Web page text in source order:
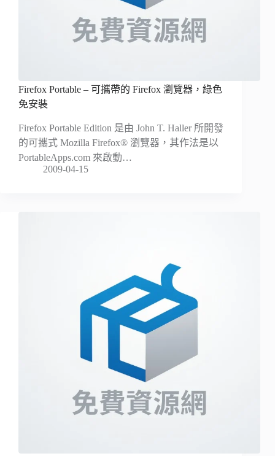
Firefox Portable – 可攜帶的 Firefox 瀏覽器，綠色
免安裝
Firefox Portable Edition 是由 John T. Haller 所開發
的可攜式 Mozilla Firefox® 瀏覽器，其作法是以
PortableApps.com 來啟動…
2009-04-15